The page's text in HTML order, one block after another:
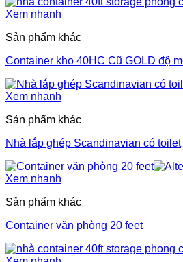
Xem nhanh
Sản phẩm khác
Container kho 40HC Cũ GOLD độ
Xem nhanh
Sản phẩm khác
Nhà lắp ghép Scandinavian có toilet
Xem nhanh
Sản phẩm khác
Container văn phòng 20 feet